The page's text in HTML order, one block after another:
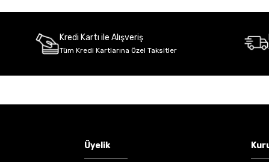
Kredi Kartı ile Alışveriş
Tüm Kredi Kartlarına Özel Taksitler
Üyelik